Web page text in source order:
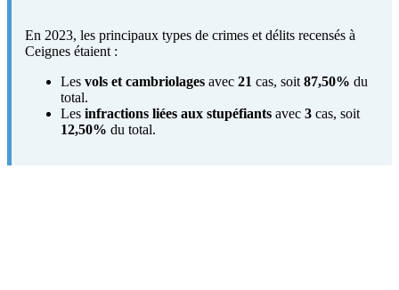
En 2023, les principaux types de crimes et délits recensés à
Ceignes étaient :
Les vols et cambriolages avec 21 cas, soit 87,50% du
total.
Les infractions liées aux stupéfiants avec 3 cas, soit
12,50% du total.